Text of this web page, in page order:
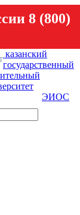
8 (800)
казанский
государственный
ЭИОС